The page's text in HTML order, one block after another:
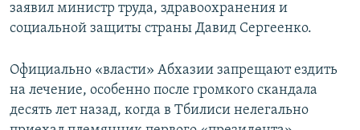
заявил министр труда, здравоохранения и
социальной защиты страны Давид Сергеенко.
Официально «власти» Абхазии запрещают ездить
на лечение, особенно после громкого скандала
десять лет назад, когда в Тбилиси нелегально